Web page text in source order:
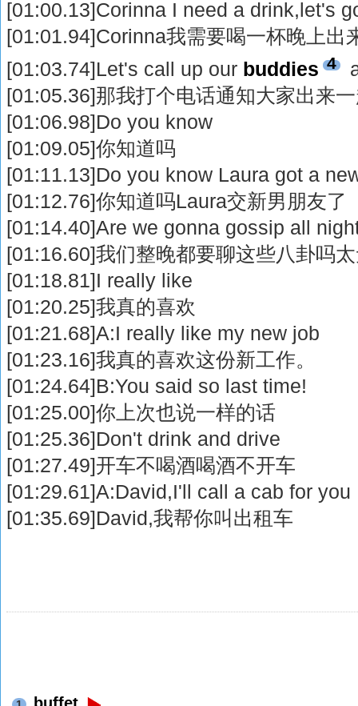
[01:00.13]Corinna I need a drink,let's
[01:01.94]Corinna我需要喝一杯晚上出
[01:03.74]Let's call up our buddies 4
[01:05.36]那我打个电话通知大家出来
[01:06.98]Do you know
[01:09.05]你知道吗
[01:11.13]Do you know Laura got a
[01:12.76]你知道吗Laura交新男朋友了
[01:14.40]Are we gonna gossip all
[01:16.60]我们整晚都要聊这些八卦吗
[01:18.81]I really like
[01:20.25]我真的喜欢
[01:21.68]A:I really like my new job
[01:23.16]我真的喜欢这份新工作。
[01:24.64]B:You said so last time!
[01:25.00]你上次也说一样的话
[01:25.36]Don't drink and drive
[01:27.49]开车不喝酒喝酒不开车
[01:29.61]A:David,I'll call a cab for you
[01:35.69]David,我帮你叫出租车